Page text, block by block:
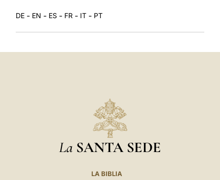
DE - EN - ES - FR - IT - PT
La SANTA SEDE
LA BIBLIA